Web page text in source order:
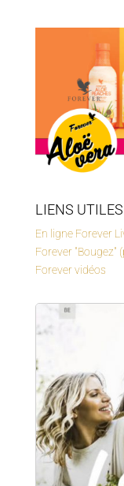
LIENS
En ligne Forever
Forever "Bougez"
Forever vidéos